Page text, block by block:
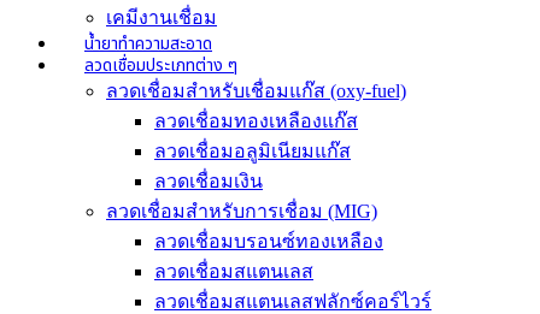
เคมีงานเชื่อม
น้ำยาทำความสะอาด
ลวดเชื่อมประเภทต่าง ๆ
ลวดเชื่อมสำหรับเชื่อมแก๊ส (oxy-fuel)
ลวดเชื่อมทองเหลืองแก๊ส
ลวดเชื่อมอลูมิเนียมแก๊ส
ลวดเชื่อมเงิน
ลวดเชื่อมสำหรับการเชื่อม (MIG)
ลวดเชื่อมบรอนซ์ทองเหลือง
ลวดเชื่อมสแตนเลส
ลวดเชื่อมสแตนเลสฟลักซ์คอร์ไวร์